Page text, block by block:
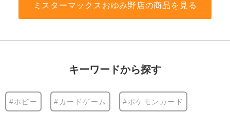
ミスターマックスおゆみ野店の商品を見る
キーワードから探す
#ホビー #カードゲーム #ポケモンカード